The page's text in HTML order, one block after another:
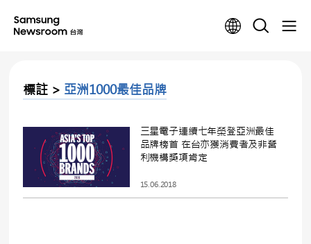
標註 > 亞洲1000最佳品牌
三星電子連續七年榮登亞洲最佳
品牌榜首 在台亦獲消費者及非營
利機構獎項肯定
15.06.2018